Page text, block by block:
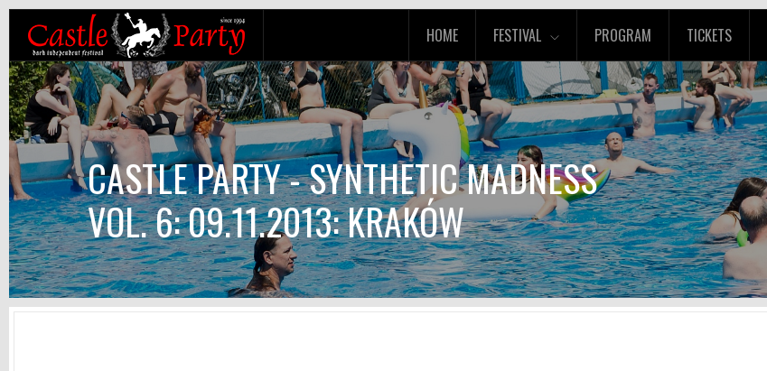
HOME FESTIVAL PROGRAM TICKETS
CASTLE PARTY - SYNTHETIC MADNESS
VOL. 6: 09.11.2013: KRAKÓW